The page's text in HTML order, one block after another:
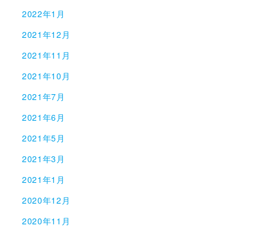
2022年1月
2021年12月
2021年11月
2021年10月
2021年7月
2021年6月
2021年5月
2021年3月
2021年1月
2020年12月
2020年11月